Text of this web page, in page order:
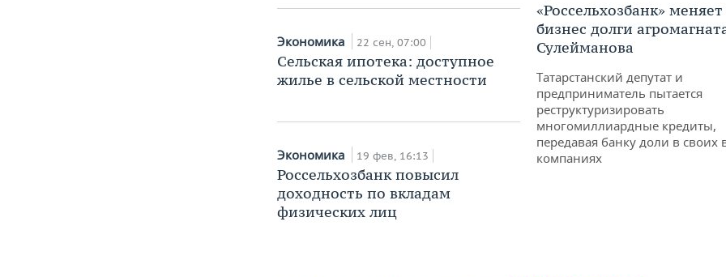
Экономика 22 сен, 07:00
Сельская ипотека: доступное
жилье в сельской местности
Экономика 19 фев, 16:13
Россельхозбанк повысил
доходность по вкладам
физических лиц
«Россельхозбанк»
бизнес долги
Сулейманова
Татарстанский депутат и
предприниматель пытается
реструктуризировать
многомиллиардные кредиты,
передавая банку доли в своих
компаниях